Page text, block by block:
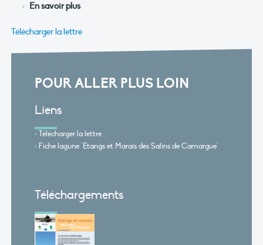
En savoir plus
Télécharger la lettre
POUR ALLER PLUS LOIN
Liens
Télécharger la lettre
Fiche lagune "Etangs et Marais des Salins de Camargue"
Téléchargements